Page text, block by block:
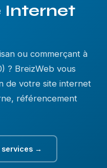
Internet
ou commerçant à
? BreizWeb vous
de votre site internet
référencement
services →